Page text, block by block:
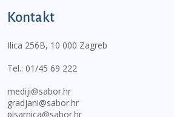
Kontakt
Ilica 256B, 10 000 Zagreb
Tel.: 01/45 69 222
mediji@sabor.hr
gradjani@sabor.hr
pisarnica@sabor.hr